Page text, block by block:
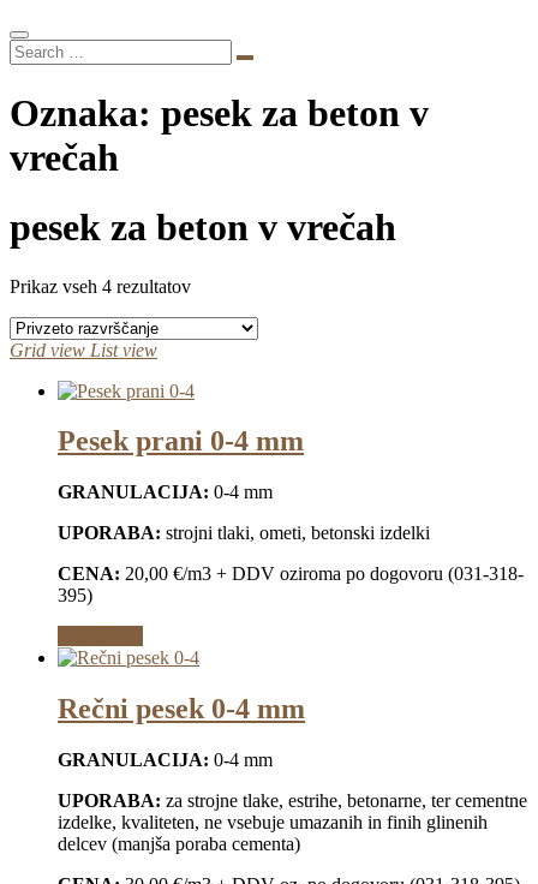
Oznaka: pesek za beton v
vrečah
pesek za beton v vrečah
Prikaz vseh 4 rezultatov
Grid view List view
Pesek prani 0-4 mm
GRANULACIJA: 0-4 mm
UPORABA: strojni tlaki, ometi, betonski izdelki
CENA: 20,00 €/m3 + DDV oziroma po dogovoru (031-318-
395)
Rečni pesek 0-4 mm
GRANULACIJA: 0-4 mm
UPORABA: za strojne tlake, estrihe, betonarne, ter cementne
izdelke, kvaliteten, ne vsebuje umazanih in finih glinenih
delcev (manjša poraba cementa)